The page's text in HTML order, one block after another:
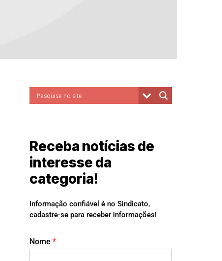
Receba notícias de
interesse da
categoria!
Informação confiável é no Sindicato,
cadastre-se para receber informações!
Nome *